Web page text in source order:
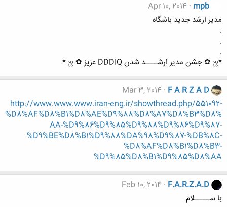
mpb
Apr 10, 2014
مدیر ارشد جدید باشگاه
.
.
.
*ஜ ✿ جشن مدیر ارشــــد شدن DDDIQ عزیز ✿ ஜ *
F A R Z A D
Mar 3, 2014
http://www.www.www.iran-eng.ir/showthread.php/551092-
%D8%AF%D8%B1%D8%AE%D9%88%D8%A7%D8%B3%D8%
AA-%D9%86%D9%85%D9%88%D9%86%D9%87-
%D9%BE%D8%B1%D9%88%DA%98%D9%87-%DB%8C-
%D8%AF%D8%B1%D8%B3-
%D9%85%D8%B1%D9%85%D8%AA
F.A.R.Z.A.D
Feb 10, 2014
با ســـــلام